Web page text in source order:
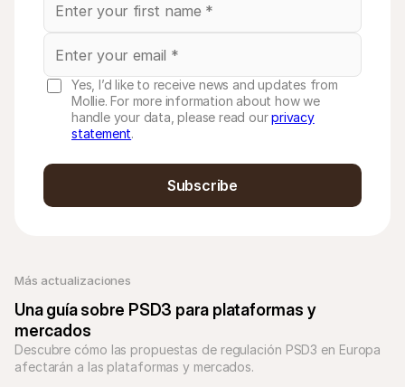
Más actualizaciones
Una guía sobre PSD3 para plataformas y
mercados
Descubre cómo las propuestas de regulación PSD3 en Europa
afectarán a las plataformas y mercados.
Yes, I’d like to receive news and updates from
Mollie. For more information about how we
handle your data, please read ourprivacy
statement.
Subscribe